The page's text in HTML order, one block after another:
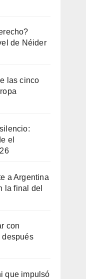
de Néider
las cinco
el
a Argentina
la final del
con
después
que impulsó